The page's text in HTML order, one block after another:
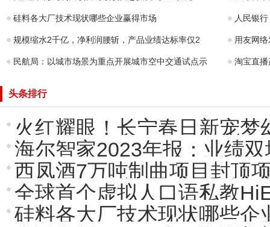
硅料各大厂技术现状哪些企业赢得市场 人民银
规模缩水2千亿，净利润腰斩，产品业绩达标率仅2 用友网
民航局：以城市场景为重点开展城市空中交通试点示 淘宝直
头条排行
火红耀眼！长宁春日新宠梦
海尔智家2023年报：业绩
西凤酒7万吨制曲项目封顶
全球首个虚拟人口语私教
硅料各大厂技术现状哪些企